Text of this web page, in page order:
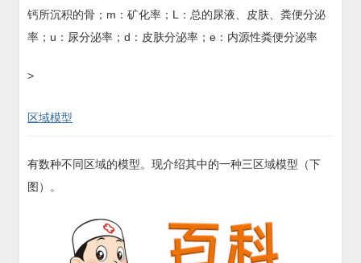
钙所沉积的骨；m：矿化率；L：总的尿液、皮肤、粪便分泌
率；u：尿分泌率；d：皮肤分泌率；e：内源性粪便分泌率
>
区域模型
有数种不同区域的模型。现介绍其中的一种三区域模型（下
图）。